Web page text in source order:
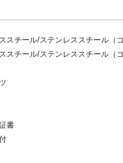
スチール/ステンレススチール（
スチール/ステンレススチール（
書